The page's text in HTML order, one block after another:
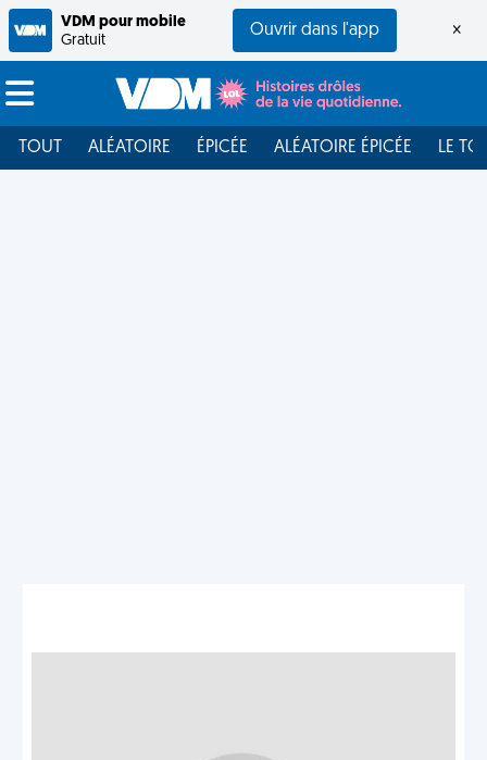
VDM pour mobile
Gratuit
Ouvrir dans l'app ×
TOUT ALÉATOIRE ÉPICÉE ALÉATOIRE ÉPICÉE LE